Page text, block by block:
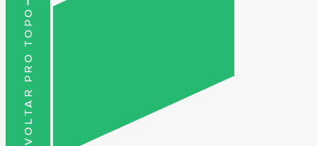
VOLTAR PRO TOPO